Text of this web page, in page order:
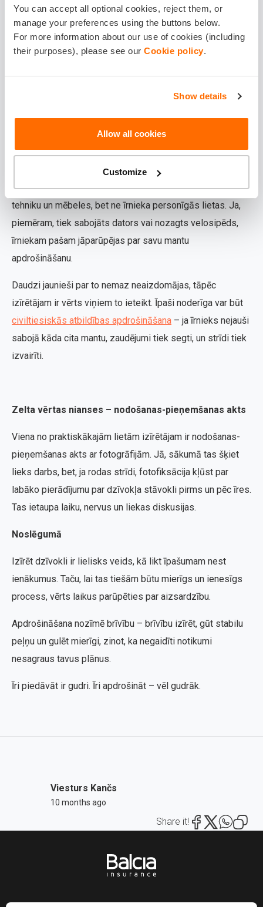
You can accept all optional cookies, reject them, or
manage your preferences using the buttons below.
For more information about our use of cookies (including
their purposes), please see our Cookie policy.
Show details
Allow all cookies
Customize
Ja īrnieks sabojā sienas, tehniku vai mēbeles,
izmaksas nav jāsedz no savas kabatas.
Pat tad, ja īrnieks pēkšņi izvācas un neatdod
Tātad – tu izīrē, bet vienlaikus vari būt drošs, ka pat
neparedzētos gadījumos tavs ienākumu plūsma ir
Bet kā ar īrnieka mantām?
Īpašnieka apdrošināšana sedz dzīvokļa konstrukcijas,
tehniku un mēbeles, bet ne īrnieka personīgās lietas. Ja,
piemēram, tiek sabojāts dators vai nozagts velosipēds,
īrniekam pašam jāparūpējas par savu mantu
apdrošināšanu.
Daudzi jaunieši par to nemaz neaizdomājas, tāpēc
izīrētājam ir vērts viņiem to ieteikt. Īpaši noderīga var būt
civiltiesiskās atbildības apdrošināšana – ja īrnieks nejauši
sabojā kāda cita mantu, zaudējumi tiek segti, un strīdi tiek
izvairīti.
Zelta vērtas nianses – nodošanas-pieņemšanas akts
Viena no praktiskākajām lietām izīrētājam ir nodošanas-
pieņemšanas akts ar fotogrāfijām. Jā, sākumā tas šķiet
lieks darbs, bet, ja rodas strīdi, fotofiksācija kļūst par
labāko pierādījumu par dzīvokļa stāvokli pirms un pēc īres.
Tas ietaupa laiku, nervus un liekas diskusijas.
Noslēgumā
Izīrēt dzīvokli ir lielisks veids, kā likt īpašumam nest
ienākumus. Taču, lai tas tiešām būtu mierīgs un ienesīgs
process, vērts laikus parūpēties par aizsardzību.
Apdrošināšana nozīmē brīvību – brīvību izīrēt, gūt stabilu
peļņu un gulēt mierīgi, zinot, ka negaidīti notikumi
nesagraus tavus plānus.
Īri piedāvāt ir gudri. Īri apdrošināt – vēl gudrāk.
Viesturs Kančs
10 months ago
Share it!